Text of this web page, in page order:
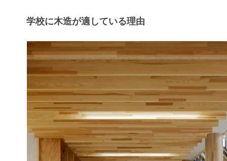
学校に木造が適している理由